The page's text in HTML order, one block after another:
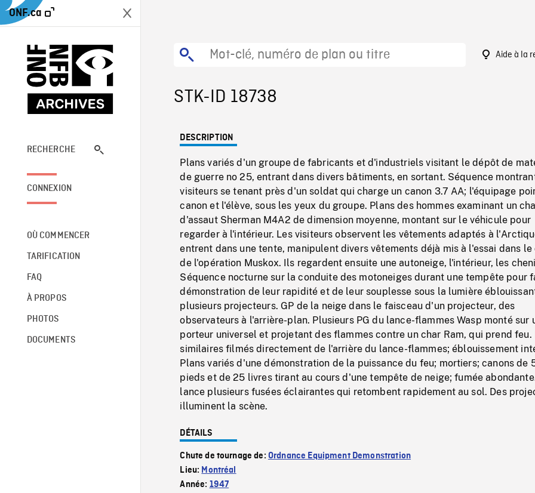
ONF.ca
RECHERCHE
CONNEXION
OÙ COMMENCER
TARIFICATION
FAQ
À PROPOS
PHOTOS
DOCUMENTS
Aide à la
STK-ID 18738
DESCRIPTION
Plans variés d'un groupe de fabricants et d'industriels visitant le dépôt de
de guerre no 25, entrant dans divers bâtiments, en sortant. Séquence
visiteurs se tenant près d'un soldat qui charge un canon 3.7 AA; l'équipage
canon et l'élève, sous les yeux du groupe. Plans des hommes examinant un
d'assaut Sherman M4A2 de dimension moyenne, montant sur le véhicule pour
regarder à l'intérieur. Les visiteurs observent les vêtements adaptés à
entrent dans une tente, manipulent divers vêtements déjà mis à l'essai dans le
de l'opération Muskox. Ils regardent ensuite une autoneige, l'intérieur, les
Séquence nocturne sur la conduite des motoneiges durant une tempête pour
démonstration de leur rapidité et de leur souplesse sous la lumière
plusieurs projecteurs. GP de la neige dans le faisceau d'un projecteur, des
observateurs à l'arrière-plan. Plusieurs PG du lance-flammes Wasp monté sur
porteur universel et projetant des flammes contre un char Ram, qui prend feu.
similaires filmés directement de l'arrière du lance-flammes; éblouissement
Plans variés d'une démonstration de la puissance du feu; mortiers; canons de
pieds et de 25 livres tirant au cours d'une tempête de neige; fumée
lance plusieurs fusées éclairantes qui retombent rapidement au sol. Des
illuminent la scène.
DÉTAILS
Chute de tournage de: Ordnance Equipment Demonstration
Lieu: Montréal
Année: 1947